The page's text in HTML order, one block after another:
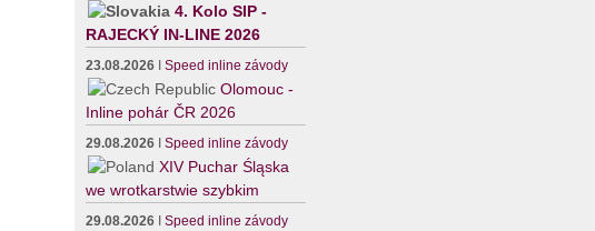
4. Kolo SIP -
RAJECKÝ IN-LINE 2026
23.08.2026 ISpeed inline závody
Olomouc -
Inline pohár ČR 2026
29.08.2026 ISpeed inline závody
XIV Puchar Śląska
we wrotkarstwie szybkim
29.08.2026 ISpeed inline závody